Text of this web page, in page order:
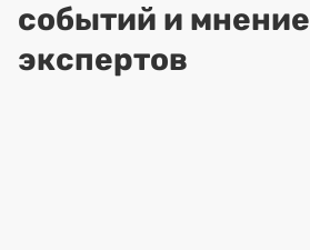
событий и мнение
экспертов